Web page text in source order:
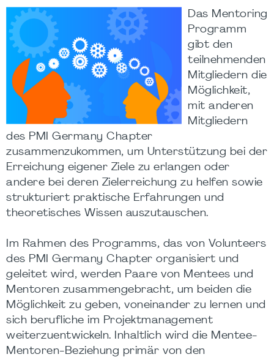
Das Mentoring
Programm
gibt den
teilnehmenden
Mitgliedern die
Möglichkeit,
mit anderen
Mitgliedern
des PMI Germany Chapter
zusammenzukommen, um Unterstützung bei der
Erreichung eigener Ziele zu erlangen oder
andere bei deren Zielerreichung zu helfen sowie
strukturiert praktische Erfahrungen und
theoretisches Wissen auszutauschen.
Im Rahmen des Programms, das von Volunteers
des PMI Germany Chapter organisiert und
geleitet wird, werden Paare von Mentees und
Mentoren zusammengebracht, um beiden die
Möglichkeit zu geben, voneinander zu lernen und
sich berufliche im Projektmanagement
weiterzuentwickeln. Inhaltlich wird die Mentee-
Mentoren-Beziehung primär von den